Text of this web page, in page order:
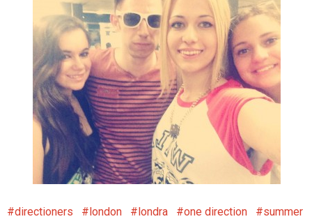
directioners london londra one direction
summer